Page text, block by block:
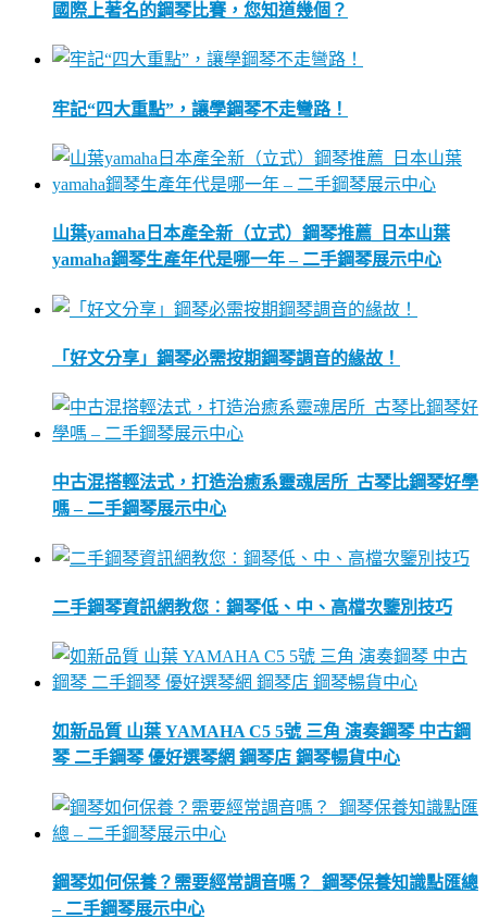
國際上著名的鋼琴比賽，您知道幾個？
牢記“四大重點”，讓學鋼琴不走彎路！
山葉yamaha日本產全新（立式）鋼琴推薦_日本山葉
yamaha鋼琴生產年代是哪一年 – 二手鋼琴展示中心
「好文分享」鋼琴必需按期鋼琴調音的緣故！
中古混搭輕法式，打造治癒系靈魂居所_古琴比鋼琴好學
嗎 – 二手鋼琴展示中心
二手鋼琴資訊網教您︰鋼琴低、中、高檔次鑒別技巧
如新品質 山葉 YAMAHA C5 5號 三角 演奏鋼琴 中古鋼
琴 二手鋼琴 優好選琴網 鋼琴店 鋼琴暢貨中心
鋼琴如何保養？需要經常調音嗎？_鋼琴保養知識點匯總
– 二手鋼琴展示中心